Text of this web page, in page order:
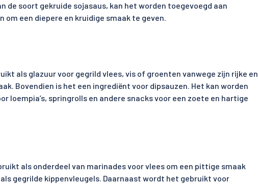
de soort gekruide sojasaus, kan het worden toegevoegd aan
een diepere en kruidige smaak te geven.
als glazuur voor gegrild vlees, vis of groenten vanwege zijn rijke en
Bovendien is het een ingrediënt voor dipsauzen. Het kan worden
loempia’s, springrolls en andere snacks voor een zoete en hartige
als onderdeel van marinades voor vlees om een pittige smaak
gegrilde kippenvleugels. Daarnaast wordt het gebruikt voor